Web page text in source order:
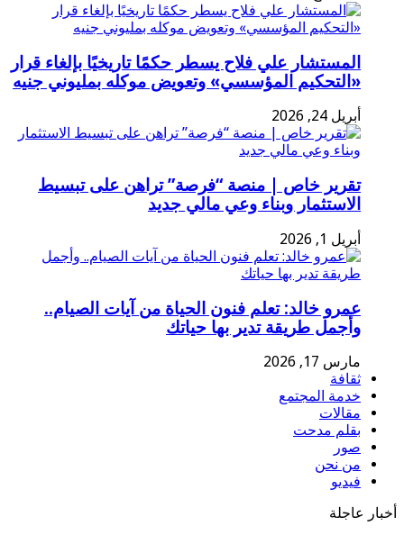
المستشار علي فلاح يسطر حكمًا تاريخيًا بإلغاء قرار
«التحكيم المؤسسي» وتعويض موكله بمليوني جنيه
أبريل 24, 2026
تقرير خاص | منصة “فرصة” تراهن على تبسيط
الاستثمار وبناء وعي مالي جديد
أبريل 1, 2026
عمرو خالد: تعلم فنون الحياة من آيات الصيام..
وأجمل طريقة تدير بها حياتك
مارس 17, 2026
ثقافة
خدمة المجتمع
مقالات
بقلم مدحت
صور
من نحن
فيديو
أخبار عاجلة